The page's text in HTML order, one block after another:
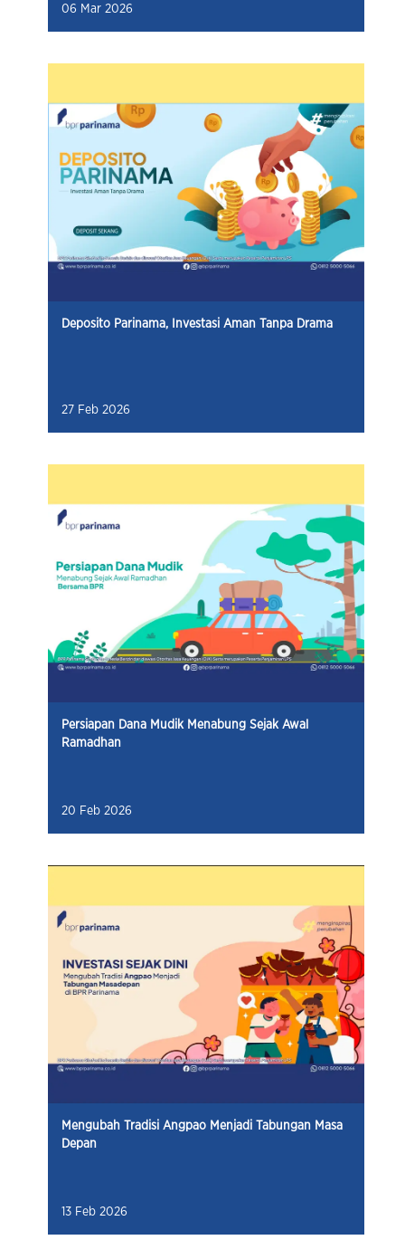
06 Mar 2026
Deposito Parinama, Investasi Aman Tanpa Drama
27 Feb 2026
Persiapan Dana Mudik Menabung Sejak Awal
Ramadhan
20 Feb 2026
Mengubah Tradisi Angpao Menjadi Tabungan Masa
Depan
13 Feb 2026